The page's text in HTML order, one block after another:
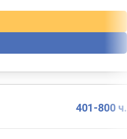
401-800 ч.